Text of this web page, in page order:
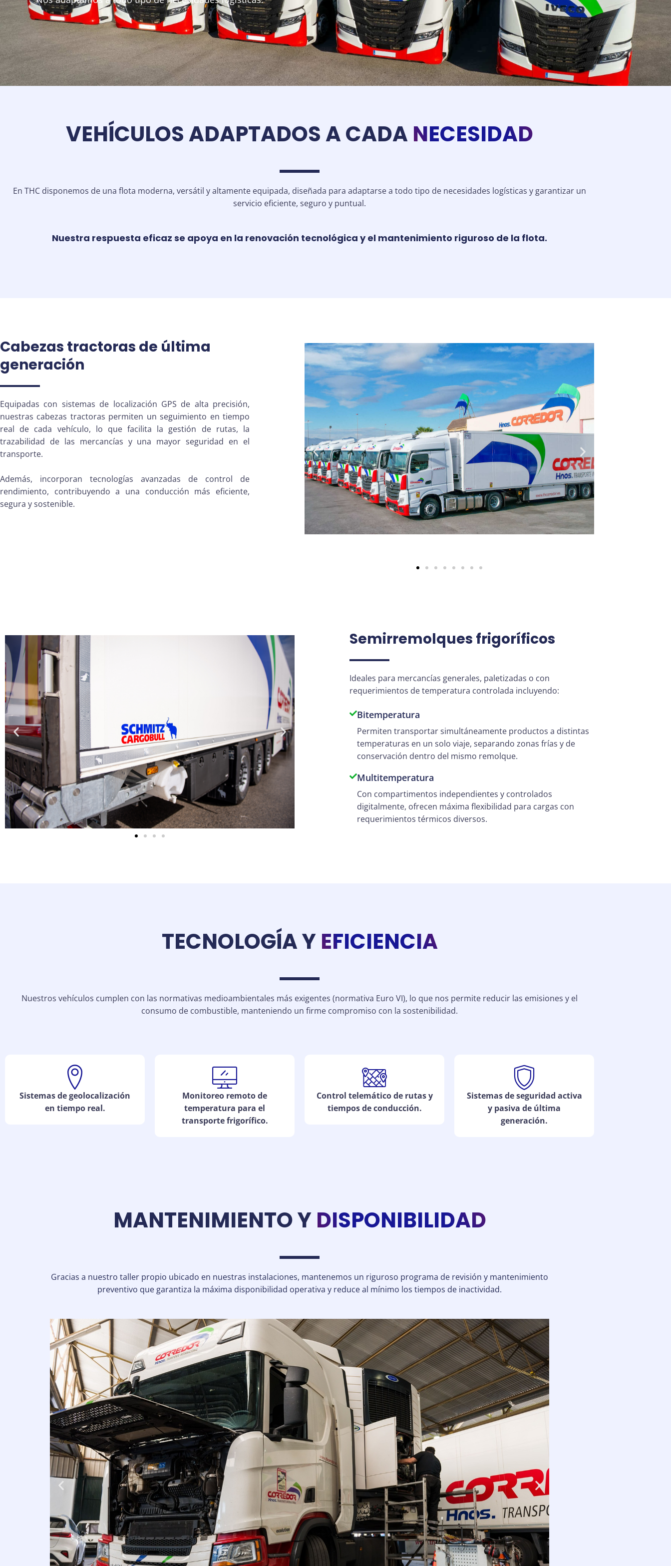
VEHÍCULOS ADAPTADOS A CADA NECESIDAD
En THC disponemos de una flota moderna, versátil y altamente equipada, diseñada para adaptarse a todo tipo de necesidades logísticas y garantizar un
servicio eficiente, seguro y puntual.
Nuestra respuesta eficaz se apoya en la renovación tecnológica y el mantenimiento riguroso de la flota.
Cabezas tractoras de última
generación
Equipadas con sistemas de localización GPS de alta precisión,
nuestras cabezas tractoras permiten un seguimiento en tiempo
real de cada vehículo, lo que facilita la gestión de rutas, la
trazabilidad de las mercancías y una mayor seguridad en el
transporte.
Además, incorporan tecnologías avanzadas de control de
rendimiento, contribuyendo a una conducción más eficiente,
segura y sostenible.
Semirremolques frigoríficos
Ideales para mercancías generales, paletizadas o con
requerimientos de temperatura controlada incluyendo:
Bitemperatura
Permiten transportar simultáneamente productos a distintas
temperaturas en un solo viaje, separando zonas frías y de
conservación dentro del mismo remolque.
Multitemperatura
Con compartimentos independientes y controlados
digitalmente, ofrecen máxima flexibilidad para cargas con
requerimientos térmicos diversos.
TECNOLOGÍA Y EFICIENCIA
Nuestros vehículos cumplen con las normativas medioambientales más exigentes (normativa Euro VI), lo que nos permite reducir las emisiones y el
consumo de combustible, manteniendo un firme compromiso con la sostenibilidad.
Sistemas de geolocalización
en tiempo real.
Monitoreo remoto de
temperatura para el
transporte frigorífico.
Control telemático de rutas y
tiempos de conducción.
Sistemas de seguridad activa
y pasiva de última
generación.
MANTENIMIENTO Y DISPONIBILIDAD
Gracias a nuestro taller propio ubicado en nuestras instalaciones, mantenemos un riguroso programa de revisión y mantenimiento
preventivo que garantiza la máxima disponibilidad operativa y reduce al mínimo los tiempos de inactividad.